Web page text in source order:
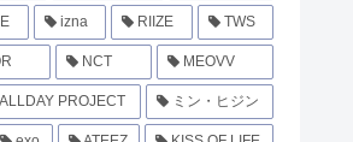
izna RIIZE TWS
NCT MEOVV
ALLDAY PROJECT ミン・ヒジン